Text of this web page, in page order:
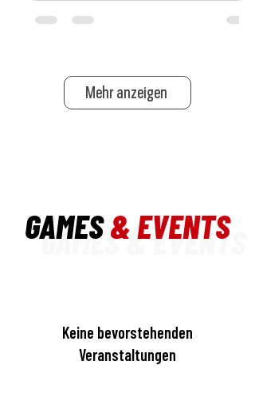
Mehr anzeigen
GAMES & EVENTS
GAMES& EVENTS
Keine bevorstehenden
Veranstaltungen